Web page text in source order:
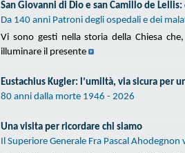
San Giovanni di Dio e san Camillo de
Da 140 anni Patroni degli ospedali e dei
Vi sono gesti nella storia della Chiesa
illuminare il presente
Eustachius Kugler: l’umiltà, via sicura
80 anni dalla morte 1946 - 2026
Una visita per ricordare chi siamo
Il Superiore Generale Fra Pascal